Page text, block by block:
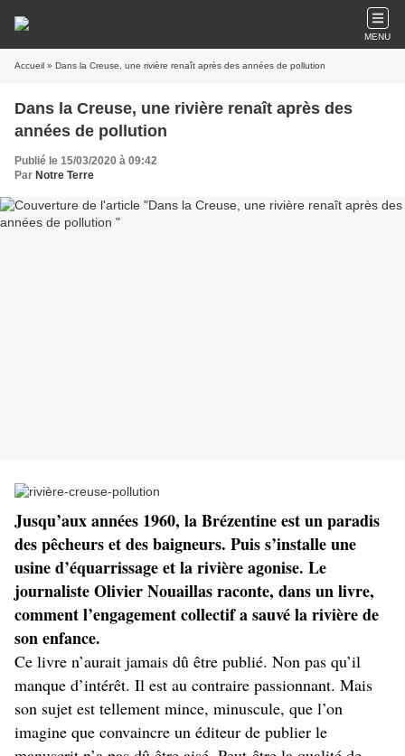
MENU
Accueil » Dans la Creuse, une rivière renaît après des années de pollution
Dans la Creuse, une rivière renaît après des
années de pollution
Publié le 15/03/2020 à 09:42
Par Notre Terre
Jusqu’aux années 1960, la Brézentine est un paradis
des pêcheurs et des baigneurs. Puis s’installe une
usine d’équarrissage et la rivière agonise. Le
journaliste Olivier Nouaillas raconte, dans un livre,
comment l’engagement collectif a sauvé la rivière de
son enfance.
Ce livre n’aurait jamais dû être publié. Non pas qu’il
manque d’intérêt. Il est au contraire passionnant. Mais
son sujet est tellement mince, minuscule, que l’on
imagine que convaincre un éditeur de publier le